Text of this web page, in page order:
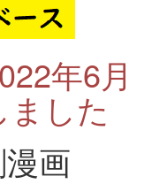
年6月
した
画